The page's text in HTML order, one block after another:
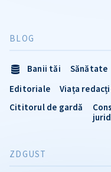
BLOG
Banii tăi Sănătate
Editoriale
Viața
Cititorul de gardă
ZDGUST